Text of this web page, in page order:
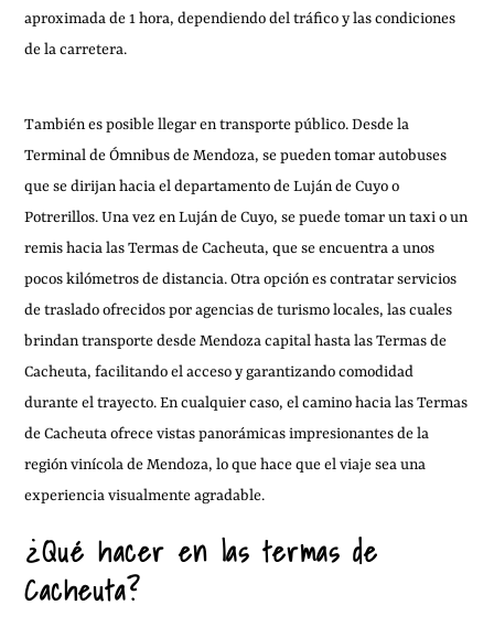
aproximada de 1 hora, dependiendo del tráfico y las condiciones
de la carretera.
También es posible llegar en transporte público. Desde la
Terminal de Ómnibus de Mendoza, se pueden tomar autobuses
que se dirijan hacia el departamento de Luján de Cuyo o
Potrerillos. Una vez en Luján de Cuyo, se puede tomar un taxi o un
remis hacia las Termas de Cacheuta, que se encuentra a unos
pocos kilómetros de distancia. Otra opción es contratar servicios
de traslado ofrecidos por agencias de turismo locales, las cuales
brindan transporte desde Mendoza capital hasta las Termas de
Cacheuta, facilitando el acceso y garantizando comodidad
durante el trayecto. En cualquier caso, el camino hacia las Termas
de Cacheuta ofrece vistas panorámicas impresionantes de la
región vinícola de Mendoza, lo que hace que el viaje sea una
experiencia visualmente agradable.
¿Qué hacer en las termas de
Cacheuta?